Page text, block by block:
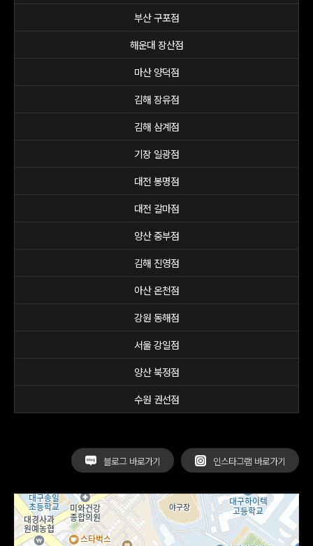
부산 구포점
해운대 장산점
마산 양덕점
김해 장유점
김해 삼계점
기장 일광점
대전 봉명점
대전 갈마점
양산 중부점
김해 진영점
아산 온천점
강원 동해점
서울 강일점
양산 북정점
수원 권선점
인스타그램 바로가기
블로그 바로가기